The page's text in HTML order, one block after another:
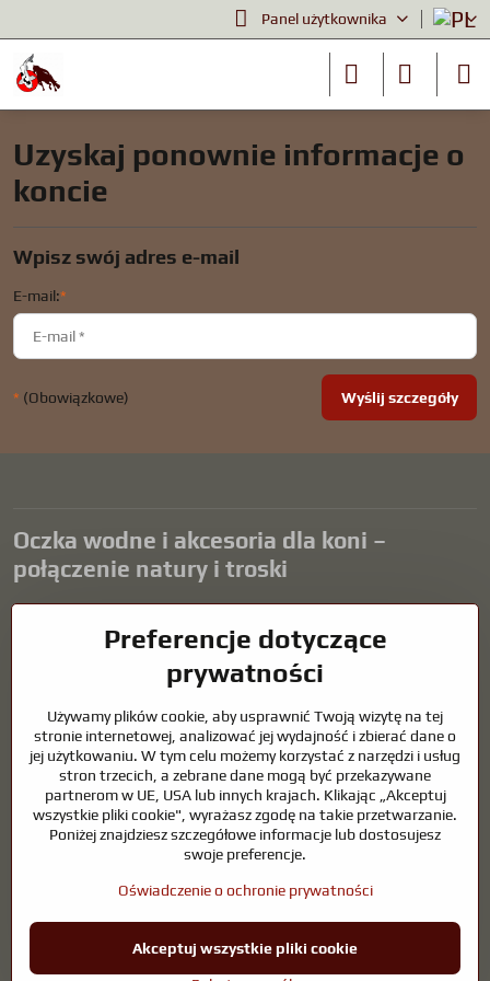
Panel użytkownika
Uzyskaj ponownie informacje o
koncie
Wpisz swój adres e-mail
E-mail:*
* (Obowiązkowe) Wyślij szczegóły
Oczka wodne i akcesoria dla koni –
połączenie natury i troski
harmonijne środowisko sprzyjające relaksowi i życiu zwierząt
wodnych. Odpowiednia technologia, filtracja i regularna
konserwacja są kluczem do czystej wody i zdrowego stawu przez
naszego życia.
Konie wymagają wysokiej jakości sprzętu jeździeckiego,
odpowiedniego odżywiania i odpowiedzialnej opieki, aby być zdrowe,
silne i zadowolone. Niezależnie od tego, czy chodzi o sprzęt dla
jeźdźców, hodowców, czy miłośników natury, celem jest stworzenie
środowiska, które wspiera naturalną równowagę, bezpieczeństwo i
©2026Prawa autorskie
Preferencje dotyczące prywatności
Oświadczenie o ochronie prywatności
Preferencje dotyczące
prywatności
Używamy plików cookie, aby usprawnić Twoją wizytę na tej
stronie internetowej, analizować jej wydajność i zbierać dane o
jej użytkowaniu. W tym celu możemy korzystać z narzędzi i usług
stron trzecich, a zebrane dane mogą być przekazywane
partnerom w UE, USA lub innych krajach. Klikając „Akceptuj
wszystkie pliki cookie", wyrażasz zgodę na takie przetwarzanie.
Poniżej znajdziesz szczegółowe informacje lub dostosujesz
swoje preferencje.
Oświadczenie o ochronie prywatności
Akceptuj wszystkie pliki cookie